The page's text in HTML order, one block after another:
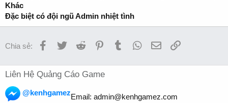
Khác
Đặc biệt có đội ngũ Admin nhiệt tình
Chia sẻ: Facebook
TwitterReddit PinterestTumblrWhatsApp
EmailLink
Liên Hệ Quảng Cáo Game
@kenhgamezEmail: admin@kenhgamez.com